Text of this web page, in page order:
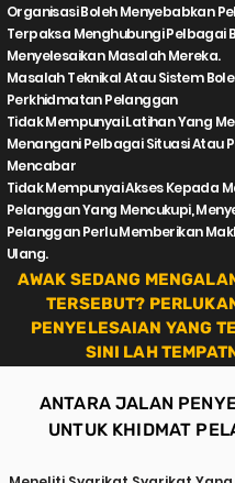
Organisasi Boleh Menyebabkan
Terpaksa Menghubungi Pelbagai
Menyelesaikan Masalah Mereka.
Masalah Teknikal Atau Sistem
Perkhidmatan Pelanggan
Tidak Mempunyai Latihan Yang
Menangani Pelbagai Situasi Atau
Mencabar
Tidak Mempunyai Akses Kepada
Pelanggan Yang Mencukupi,
Pelanggan Perlu Memberikan
Ulang.
AWAK SEDANG
TERSEBUT?
PENYELESAIAN YANG
SINI LAH
ANTARA JALAN
UNTUK KHIDMAT